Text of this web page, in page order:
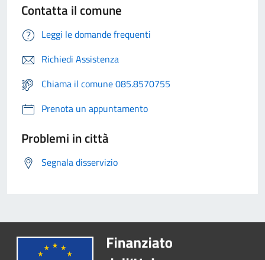
Contatta il comune
Leggi le domande frequenti
Richiedi Assistenza
Chiama il comune 085.8570755
Prenota un appuntamento
Problemi in città
Segnala disservizio